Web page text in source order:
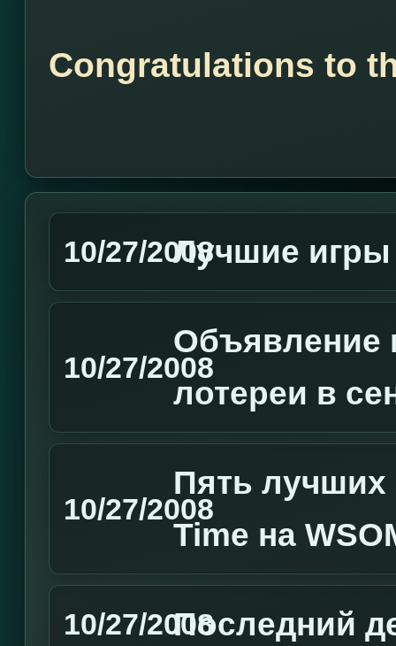
Congratulations to
10/27/2008Лучшие игры
10/27/2008
Объявление
лотереи в
10/27/2008
Пять лучших
Time на
10/27/2008Последний